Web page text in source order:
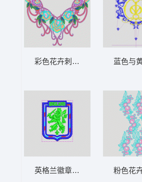
彩色花卉刺绣领口设计 衣领烫
英格兰徽章设计图 狮标
蓝色与
粉色花